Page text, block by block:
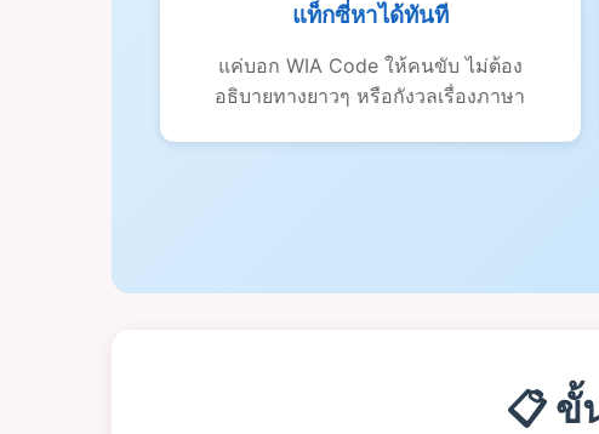
แท็กซี่หาได้ทันที
แค่บอก WIA Code ให้คนขับ ไม่ต้อง
อธิบายทางยาวๆ หรือกังวลเรื่องภาษา
📋 ขั้